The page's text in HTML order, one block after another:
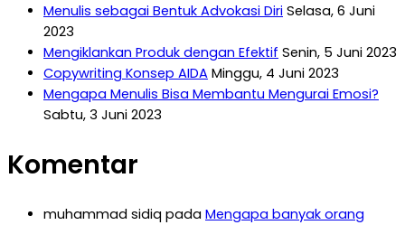
Menulis sebagai Bentuk Advokasi Diri Selasa, 6 Juni
2023
Mengiklankan Produk dengan Efektif Senin, 5 Juni 2023
Copywriting Konsep AIDA Minggu, 4 Juni 2023
Mengapa Menulis Bisa Membantu Mengurai Emosi?
Sabtu, 3 Juni 2023
Komentar
muhammad sidiq pada Mengapa banyak orang